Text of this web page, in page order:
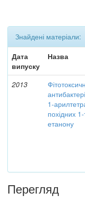
Знайдені матеріали:
Дата
випуску
Назва
2013
1-
похідних
етанону
Перегляд